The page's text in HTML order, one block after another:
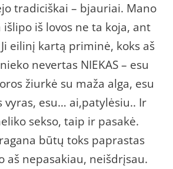
tradiciškai – bjauriai. Mano
iš lovos ne ta koja, ant
eilinį kartą priminė, koks aš
nevertas NIEKAS – esu
žiurkė su maža alga, esu
vyras, esu… ai,patylėsiu.. Ir
sekso, taip ir pasakė.
būtų toks paprastas
aš nepasakiau, neišdrįsau.